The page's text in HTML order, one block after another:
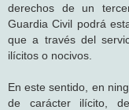
derechos de un
Guardia Civil podrá
que a través del
ilícitos o nocivos.
En este sentido, en
de carácter ilícito,